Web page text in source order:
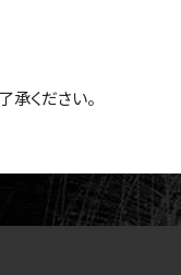
ください。